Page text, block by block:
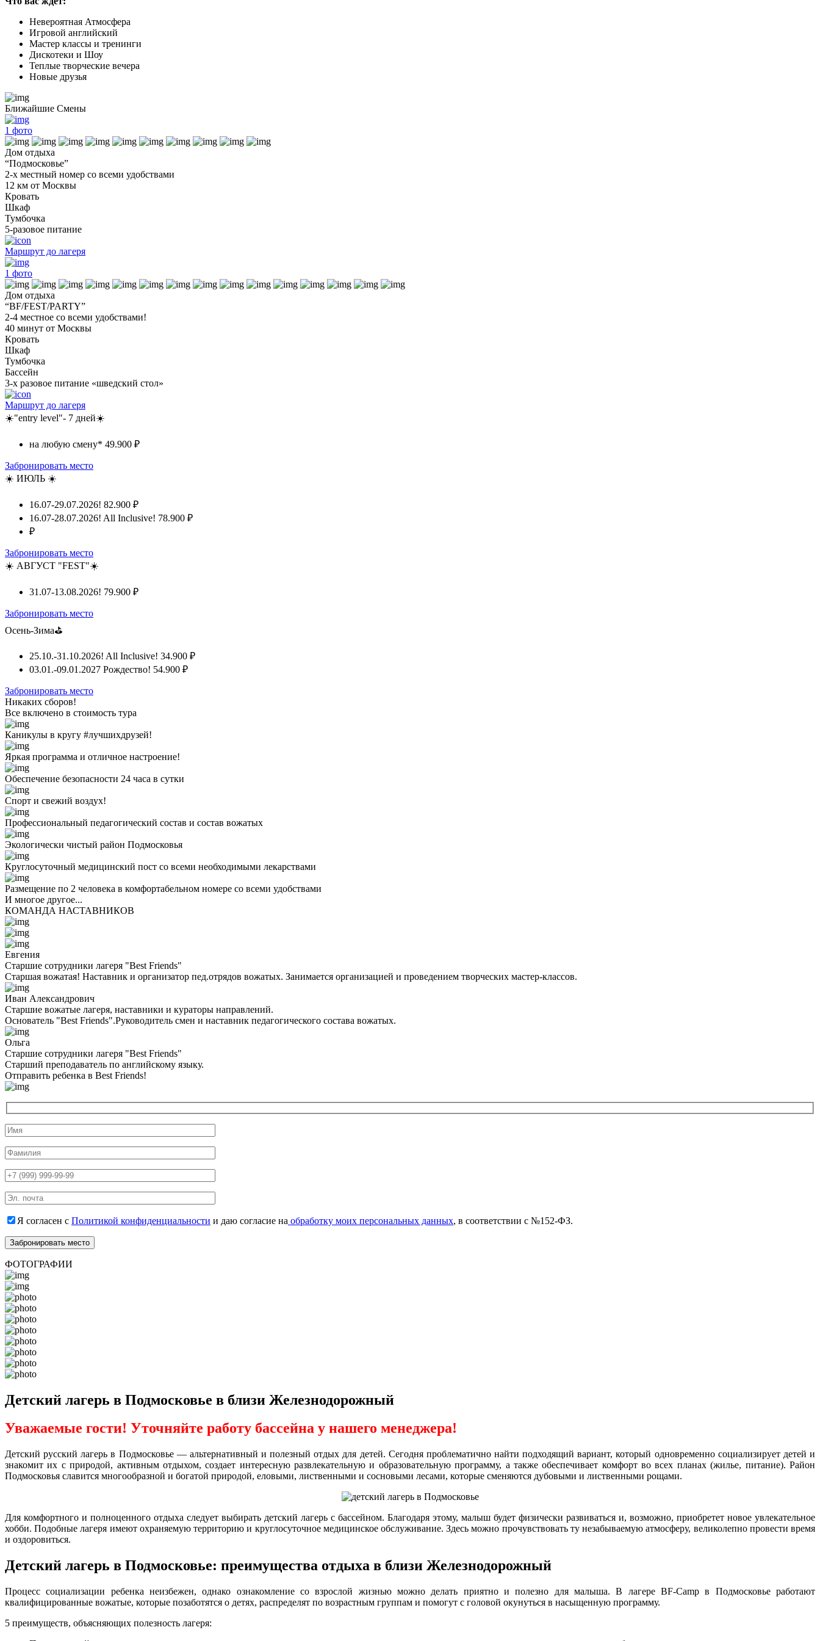
Невероятная Атмосфера
Игровой английский
Мастер классы и тренинги
Дискотеки и Шоу
Теплые творческие вечера
Новые друзья
Ближайшие Смены
1 фото
Дом отдыха
“Подмосковье”
2-х местный номер со всеми удобствами
12 км от Москвы
Кровать
Шкаф
Тумбочка
5-разовое питание
Маршрут до лагеря
1 фото
Дом отдыха
“BF/FEST/PARTY”
2-4 местное со всеми удобствами!
40 минут от Москвы
Кровать
Шкаф
Тумбочка
Бассейн
3-х разовое питание «шведский стол»
Маршрут до лагеря
☀️"entry level"- 7 дней☀️
на любую смену* 49.900 ₽
Забронировать место
☀️ ИЮЛЬ ☀️
16.07-29.07.2026! 82.900 ₽
16.07-28.07.2026! All Inclusive! 78.900 ₽
₽
Забронировать место
☀️ АВГУСТ "FEST"☀️
31.07-13.08.2026! 79.900 ₽
Забронировать место
Осень-Зима⛳
25.10.-31.10.2026! All Inclusive! 34.900 ₽
03.01.-09.01.2027 Рождество! 54.900 ₽
Забронировать место
Никаких сборов!
Все включено в стоимость тура
Каникулы в кругу #лучшихдрузей!
Яркая программа и отличное настроение!
Обеспечение безопасности 24 часа в сутки
Спорт и свежий воздух!
Профессиональный педагогический состав и состав вожатых
Экологически чистый район Подмосковья
Круглосуточный медицинский пост со всеми необходимыми лекарствами
Размещение по 2 человека в комфортабельном номере со всеми удобствами
И многое другое...
КОМАНДА НАСТАВНИКОВ
Евгения
Старшие сотрудники лагеря "Best Friends"
Старшая вожатая! Наставник и организатор пед.отрядов вожатых. Занимается организацией и проведением творческих мастер-классов.
Иван Александрович
Старшие вожатые лагеря, наставники и кураторы направлений.
Основатель "Best Friends".Руководитель смен и наставник педагогического состава вожатых.
Ольга
Старшие сотрудники лагеря "Best Friends"
Cтарший преподаватель по английскому языку.
Отправить ребенка в Best Friends!
Я согласен с Политикой конфиденциальности и даю согласие на обработку моих персональных данных, в соответствии с №152-ФЗ.
ФОТОГРАФИИ
Детский лагерь в Подмосковье в близи Железнодорожный
Уважаемые гости! Уточняйте работу бассейна у нашего менеджера!
Детский русский лагерь в Подмосковье — альтернативный и полезный отдых для детей. Сегодня проблематично найти подходящий вариант, который одновременно социализирует детей и
знакомит их с природой, активным отдыхом, создает интересную развлекательную и образовательную программу, а также обеспечивает комфорт во всех планах (жилье, питание). Район
Подмосковья славится многообразной и богатой природой, еловыми, лиственными и сосновыми лесами, которые сменяются дубовыми и лиственными рощами.
Для комфортного и полноценного отдыха следует выбирать детский лагерь с бассейном. Благодаря этому, малыш будет физически развиваться и, возможно, приобретет новое увлекательное
хобби. Подобные лагеря имеют охраняемую территорию и круглосуточное медицинское обслуживание. Здесь можно прочувствовать ту незабываемую атмосферу, великолепно провести время
и оздоровиться.
Детский лагерь в Подмосковье: преимущества отдыха в близи Железнодорожный
Процесс социализации ребенка неизбежен, однако ознакомление со взрослой жизнью можно делать приятно и полезно для малыша. В лагере BF-Camp в Подмосковье работают
квалифицированные вожатые, которые позаботятся о детях, распределят по возрастным группам и помогут с головой окунуться в насыщенную программу.
5 преимуществ, объясняющих полезность лагеря: